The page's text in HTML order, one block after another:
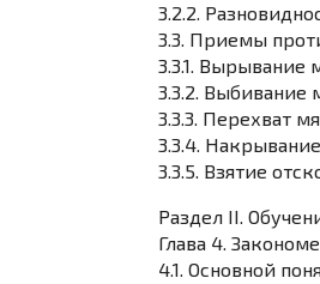
3.2.2.
3.3. Приемы
3.3.1. Вырывание
3.3.2. Выбивание
3.3.3. Перехват
3.3.4.
3.3.5. Взятие
Раздел II.
Глава 4.
4.1. Основной